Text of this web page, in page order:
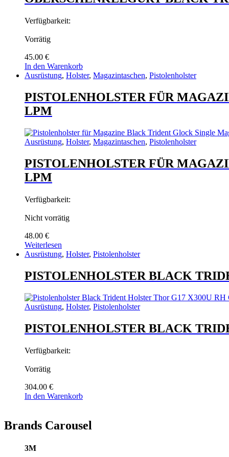
auf
der
Produktseite
gewählt
werden
Verfügbarkeit:
Vorrätig
45.00 €
In den Warenkorb
Ausrüstung, Holster, Magazintaschen, Pistolenholster
PISTOLENHOLSTER FÜR
LPM
Ausrüstung, Holster, Magazintaschen, Pistolenholster
PISTOLENHOLSTER FÜR
LPM
Verfügbarkeit:
Nicht vorrätig
48.00 €
Weiterlesen
Ausrüstung, Holster, Pistolenholster
PISTOLENHOLSTER BLACK
Ausrüstung, Holster, Pistolenholster
PISTOLENHOLSTER BLACK
Verfügbarkeit:
Vorrätig
304.00 €
In den Warenkorb
Brands Carousel
3M